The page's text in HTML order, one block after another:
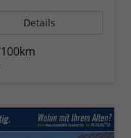
Details